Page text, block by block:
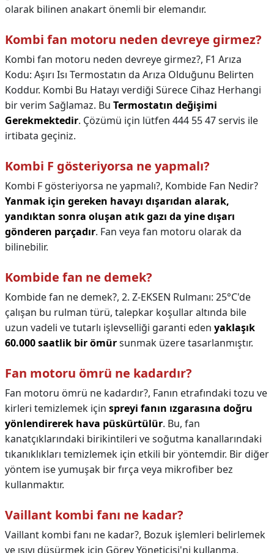
olarak bilinen anakart önemli bir elemandır.
Kombi fan motoru neden devreye girmez?
Kombi fan motoru neden devreye girmez?, F1 Arıza
Kodu: Aşırı Isı Termostatın da Arıza Olduğunu Belirten
Koddur. Kombi Bu Hatayı verdiği Sürece Cihaz Herhangi
bir verim Sağlamaz. Bu Termostatın değişimi
Gerekmektedir. Çözümü için lütfen 444 55 47 servis ile
irtibata geçiniz.
Kombi F gösteriyorsa ne yapmalı?
Kombi F gösteriyorsa ne yapmalı?, Kombide Fan Nedir?
Yanmak için gereken havayı dışarıdan alarak,
yandıktan sonra oluşan atık gazı da yine dışarı
gönderen parçadır. Fan veya fan motoru olarak da
bilinebilir.
Kombide fan ne demek?
Kombide fan ne demek?, 2. Z-EKSEN Rulmanı: 25°C'de
çalışan bu rulman türü, talepkar koşullar altında bile
uzun vadeli ve tutarlı işlevselliği garanti eden yaklaşık
60.000 saatlik bir ömürsunmak üzere tasarlanmıştır.
Fan motoru ömrü ne kadardır?
Fan motoru ömrü ne kadardır?, Fanın etrafındaki tozu ve
kirleri temizlemek için spreyi fanın ızgarasına doğru
yönlendirerek hava püskürtülür. Bu, fan
kanatçıklarındaki birikintileri ve soğutma kanallarındaki
tıkanıklıkları temizlemek için etkili bir yöntemdir. Bir diğer
yöntem ise yumuşak bir fırça veya mikrofiber bez
kullanmaktır.
Vaillant kombi fanı ne kadar?
Vaillant kombi fanı ne kadar?, Bozuk işlemleri belirlemek
ve ısıyı düşürmek için Görev Yöneticisi'ni kullanma.